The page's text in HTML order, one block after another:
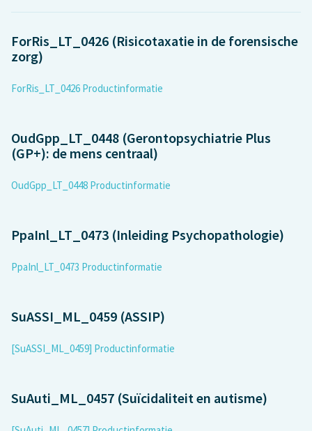
ForRis_LT_0426 (Risicotaxatie in de forensische
zorg)
ForRis_LT_0426 Productinformatie
OudGpp_LT_0448 (Gerontopsychiatrie Plus
(GP+): de mens centraal)
OudGpp_LT_0448 Productinformatie
PpaInl_LT_0473 (Inleiding Psychopathologie)
PpaInl_LT_0473 Productinformatie
SuASSI_ML_0459 (ASSIP)
[SuASSI_ML_0459] Productinformatie
SuAuti_ML_0457 (Suïcidaliteit en autisme)